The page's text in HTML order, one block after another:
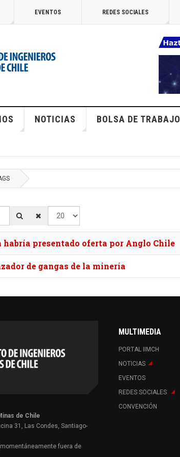
EVENTOS REDES SOCIALES
NOTICIAS BOLSA DE TRABAJO
Display #
habría presentado oferta por Anglo Chile
de gangas de la minería
de Chile
31, Las Condes, Santiago-
fuera de
MULTIMEDIA
PORTAL IIMCH
NOTICIAS
EVENTOS
REDES SOCIALES
CONVENCIÓN